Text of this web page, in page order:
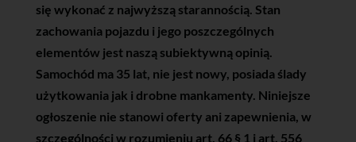
się wykonać z najwyższą starannością. Stan
zachowania pojazdu i jego poszczególnych
elementów jest naszą subiektywną opinią.
Samochód ma 35 lat, nie jest nowy, posiada ślady
użytkowania jak i drobne mankamenty. Niniejsze
ogłoszenie nie stanowi oferty ani zapewnienia, w
szczególności w rozumieniu art. 66 § 1 i art. 556